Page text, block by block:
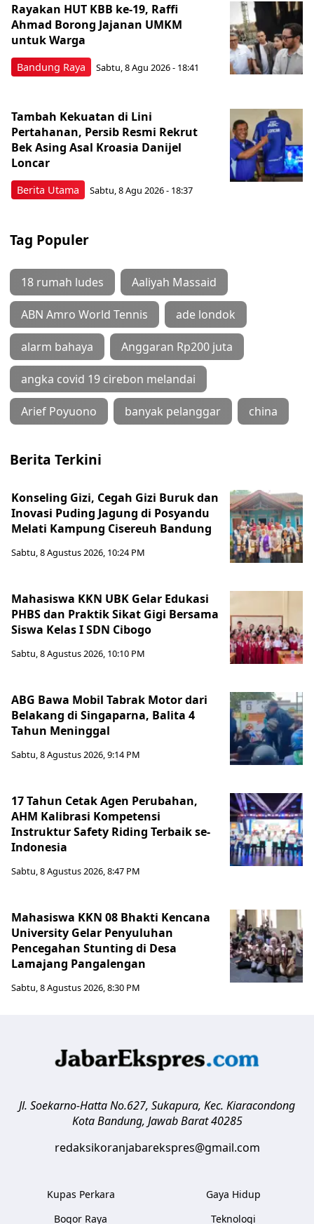
Bandung Raya
Rayakan HUT KBB ke-19, Raffi
Ahmad Borong Jajanan UMKM
untuk Warga
Sabtu, 8 Agu 2026 - 18:41
Berita Utama
Tambah Kekuatan di Lini
Pertahanan, Persib Resmi Rekrut
Bek Asing Asal Kroasia Danijel
Loncar
Sabtu, 8 Agu 2026 - 18:37
Tag Populer
18 rumah ludes Aaliyah Massaid
ABN Amro World Tennis ade londok
alarm bahaya Anggaran Rp200 juta
angka covid 19 cirebon melandai
Arief Poyuono banyak pelanggar china
Berita Terkini
Konseling Gizi, Cegah Gizi Buruk dan
Inovasi Puding Jagung di Posyandu
Melati Kampung Cisereuh Bandung
Sabtu, 8 Agustus 2026, 10:24 PM
Mahasiswa KKN UBK Gelar Edukasi
PHBS dan Praktik Sikat Gigi Bersama
Siswa Kelas I SDN Cibogo
Sabtu, 8 Agustus 2026, 10:10 PM
ABG Bawa Mobil Tabrak Motor dari
Belakang di Singaparna, Balita 4
Tahun Meninggal
Sabtu, 8 Agustus 2026, 9:14 PM
17 Tahun Cetak Agen Perubahan,
AHM Kalibrasi Kompetensi
Instruktur Safety Riding Terbaik se-
Indonesia
Sabtu, 8 Agustus 2026, 8:47 PM
Mahasiswa KKN 08 Bhakti Kencana
University Gelar Penyuluhan
Pencegahan Stunting di Desa
Lamajang Pangalengan
Sabtu, 8 Agustus 2026, 8:30 PM
Jl. Soekarno-Hatta No.627, Sukapura, Kec. Kiaracondong
Kota Bandung, Jawab Barat 40285
redaksikoranjabarekspres@gmail.com
Kupas Perkara
Bogor Raya
Gaya Hidup
Teknologi